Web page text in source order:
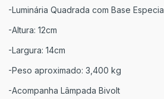
-Luminária Quadrada com Base
-Altura: 12cm
-Largura: 14cm
-Peso aproximado: 3,400 kg
-Acompanha Lâmpada Bivolt